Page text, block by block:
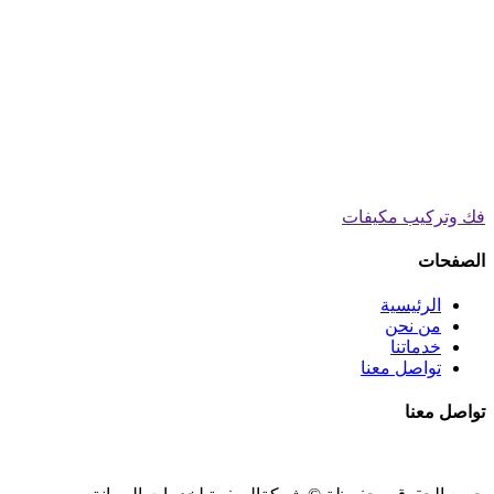
فك وتركيب مكيفات
الصفحات
الرئيسية
من نحن
خدماتنا
تواصل معنا
تواصل معنا